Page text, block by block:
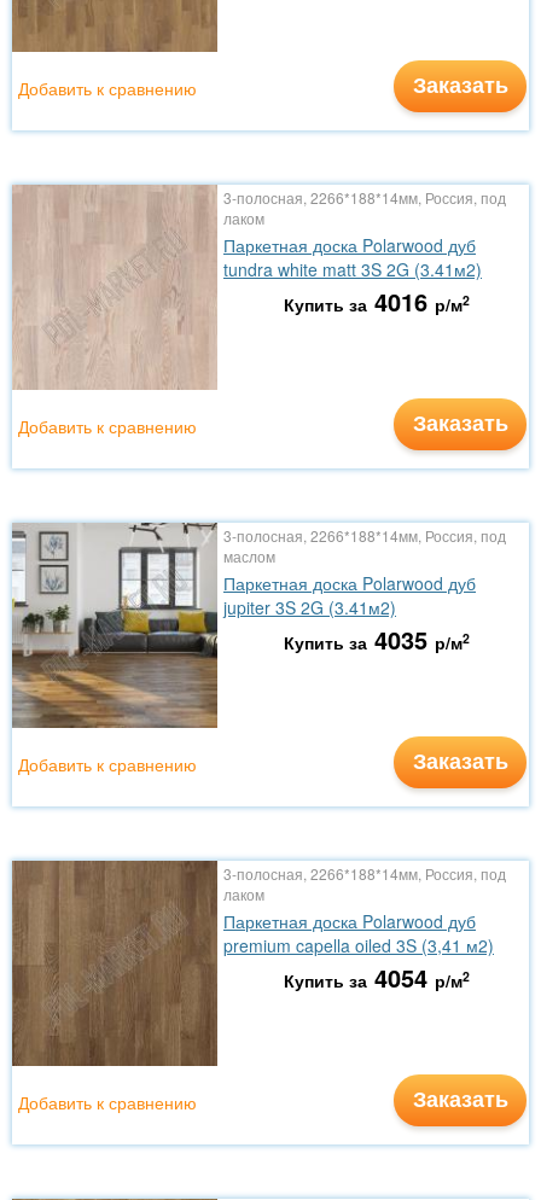
Заказать
Добавить к сравнению
3-полосная, 2266*188*14мм, Россия, под
лаком
Паркетная доска Polarwood дуб
tundra white matt 3S 2G (3.41м2)
Купить за 4016 р/м2
Заказать
Добавить к сравнению
3-полосная, 2266*188*14мм, Россия, под
маслом
Паркетная доска Polarwood дуб
jupiter 3S 2G (3.41м2)
Купить за 4035 р/м2
Заказать
Добавить к сравнению
3-полосная, 2266*188*14мм, Россия, под
лаком
Паркетная доска Polarwood дуб
premium capella oiled 3S (3,41 м2)
Купить за 4054 р/м2
Заказать
Добавить к сравнению